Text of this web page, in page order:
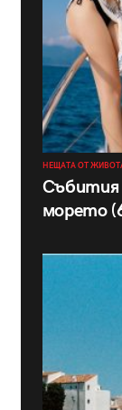
НЕЩАТА ОТ
Събития
морето